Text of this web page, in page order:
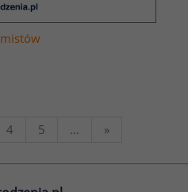
4 5 ... »